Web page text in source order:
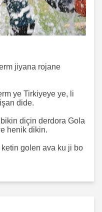
jiyana rojane
ye Tirkiyeye ye, li
dide.
diçin derdora Gola
henik dikin.
golen ava ku ji bo